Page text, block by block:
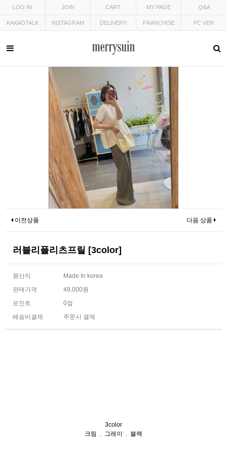
LOG IN JOIN CART MY PAGE Q&A
KAKAOTALK INSTAGRAM DELIVERY FRANCHISE PC VER.
이전상품 다음 상품
러블리플리츠프릴 [3color]
원산지
Made In korea
판매가격
49,000원
포인트
0점
배송비결제
주문시 결제
3color
크림 . 그레이 . 블랙